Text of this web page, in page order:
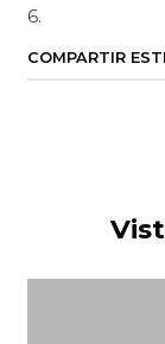
6.
COMPARTIR